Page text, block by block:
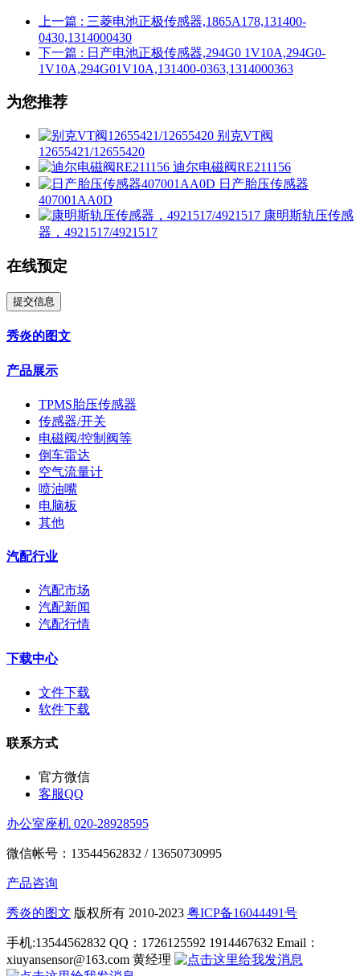
上一篇 : 三菱电池正极传感器,1865A178,131400-
0430,1314000430
下一篇 : 日产电池正极传感器,294G0 1V10A,294G0-
1V10A,294G01V10A,131400-0363,1314000363
为您推荐
别克VT阀
12655421/12655420
迪尔电磁阀RE211156
日产胎压传感器
407001AA0D
康明斯轨压传感
器，4921517/4921517
在线预定
提交信息
秀炎的图文
产品展示
TPMS胎压传感器
传感器/开关
电磁阀/控制阀等
倒车雷达
空气流量计
喷油嘴
电脑板
其他
汽配行业
汽配市场
汽配新闻
汽配行情
下载中心
文件下载
软件下载
联系方式
官方微信
客服QQ
办公室座机 020-28928595
微信帐号：13544562832 / 13650730995
产品咨询
秀炎的图文 版权所有 2010-2023 粤ICP备16044491号
手机:13544562832 QQ：1726125592 1914467632 Email：
xiuyansensor@163.com 黄经理